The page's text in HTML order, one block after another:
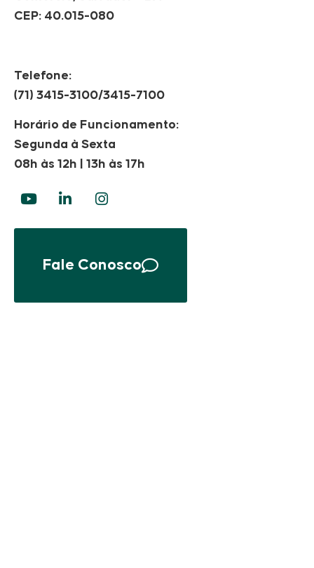
CEP: 40.015-080
Telefone:
(71) 3415-3100/3415-7100
Horário de Funcionamento:
Segunda à Sexta
08h às 12h | 13h às 17h
Fale Conosco